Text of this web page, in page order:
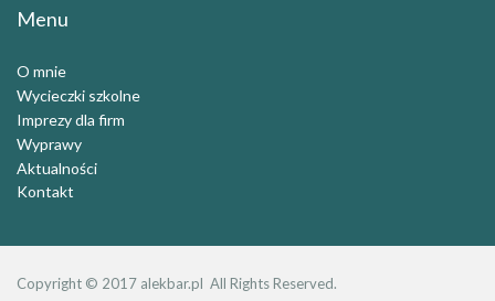
Menu
O mnie
Wycieczki szkolne
Imprezy dla firm
Wyprawy
Aktualności
Kontakt
Copyright © 2017 alekbar.pl All Rights Reserved.